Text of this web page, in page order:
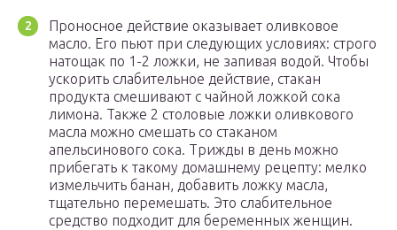
Проносное действие оказывает оливковое
масло. Его пьют при следующих условиях: строго
натощак по 1-2 ложки, не запивая водой. Чтобы
ускорить слабительное действие, стакан
продукта смешивают с чайной ложкой сока
лимона. Также 2 столовые ложки оливкового
масла можно смешать со стаканом
апельсинового сока. Трижды в день можно
прибегать к такому домашнему рецепту: мелко
измельчить банан, добавить ложку масла,
тщательно перемешать. Это слабительное
средство подходит для беременных женщин.